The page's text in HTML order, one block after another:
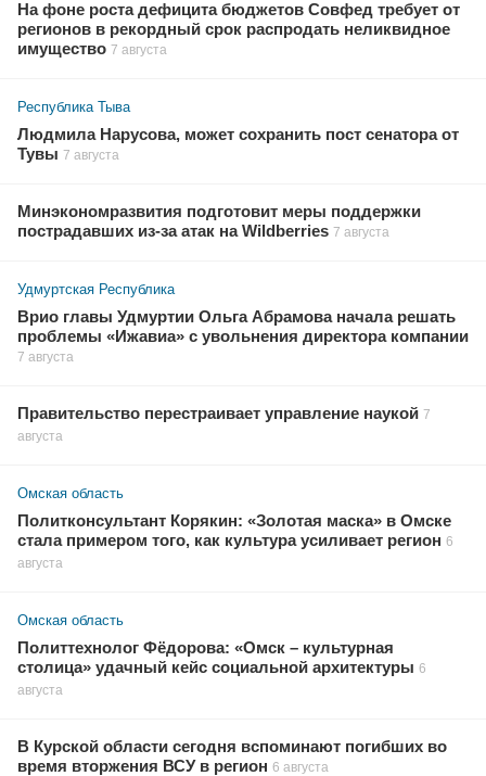
На фоне роста дефицита бюджетов Совфед требует от
регионов в рекордный срок распродать неликвидное
имущество 7 августа
Республика Тыва
Людмила Нарусова, может сохранить пост сенатора от
Тувы 7 августа
Минэкономразвития подготовит меры поддержки
пострадавших из-за атак на Wildberries 7 августа
Удмуртская Республика
Врио главы Удмуртии Ольга Абрамова начала решать
проблемы «Ижавиа» с увольнения директора компании
7 августа
Правительство перестраивает управление наукой 7
августа
Омская область
Политконсультант Корякин: «Золотая маска» в Омске
стала примером того, как культура усиливает регион 6
августа
Омская область
Политтехнолог Фёдорова: «Омск – культурная
столица» удачный кейс социальной архитектуры 6
августа
В Курской области сегодня вспоминают погибших во
время вторжения ВСУ в регион 6 августа